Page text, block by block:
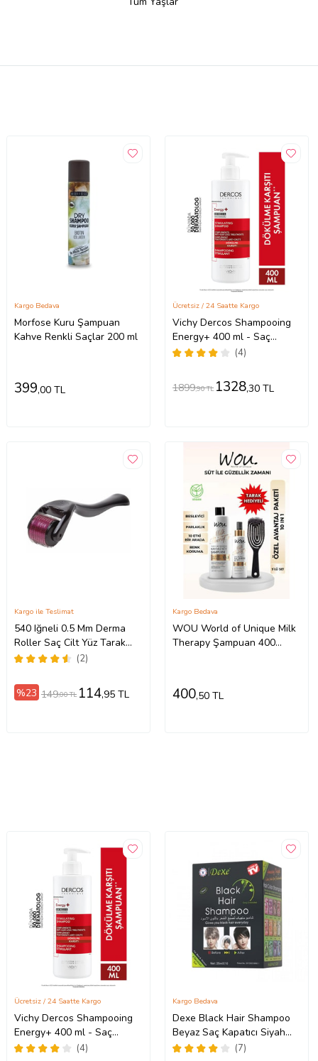
Morfose Kuru Şampuan
Kahve Renkli Saçlar 200 ml
Kargo Bedava
399,00 TL
Vichy Dercos Shampooing
Energy+ 400 ml - Saç
dökülmesine karşı
(4)
Ücretsiz / 24 Saatte Kargo
1899,90 TL 1328,30 TL
540 Iğneli 0.5 Mm Derma
Roller Saç Cilt Yüz Tarak
Dermaroller
(2)
Kargo ile Teslimat
%23 149,00 TL 114,95 TL
WOU World of Unique Milk
Therapy Şampuan 400
Kargo Bedava
400,50 TL
Vichy Dercos Shampooing
Energy+ 400 ml - Saç
dökülmesine karşı
(4)
Ücretsiz / 24 Saatte Kargo
Dexe Black Hair Shampoo
Beyaz Saç Kapatıcı Siyah
Boya
(7)
Kargo Bedava